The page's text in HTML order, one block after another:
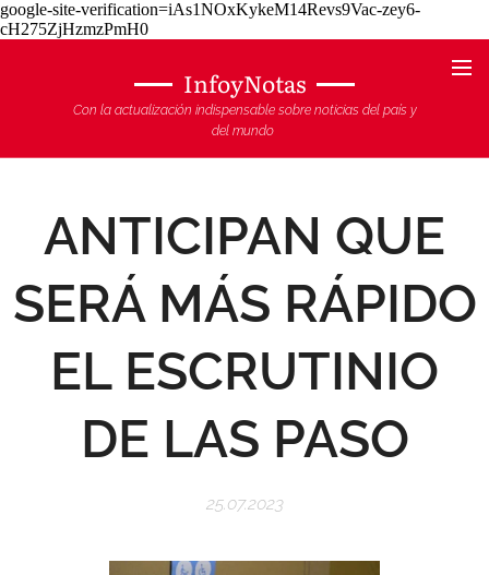
google-site-verification=iAs1NOxKykeM14Revs9Vac-zey6-
cH275ZjHzmzPmH0
InfoyNotas
Con la actualización indispensable sobre noticias del país y
del mundo
ANTICIPAN QUE
SERÁ MÁS RÁPIDO
EL ESCRUTINIO
DE LAS PASO
25.07.2023